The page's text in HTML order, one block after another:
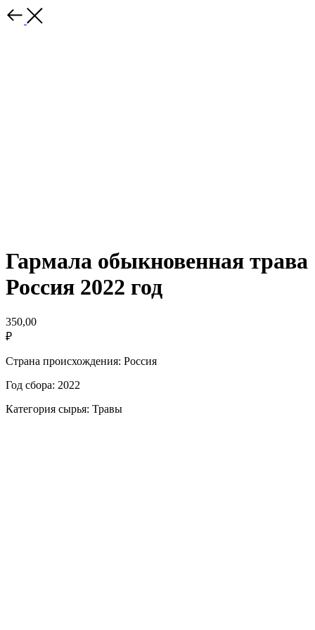
Гармала обыкновенная трава
Россия 2022 год
350,00
₽
Страна происхождения: Россия
Год сбора: 2022
Категория сырья: Травы